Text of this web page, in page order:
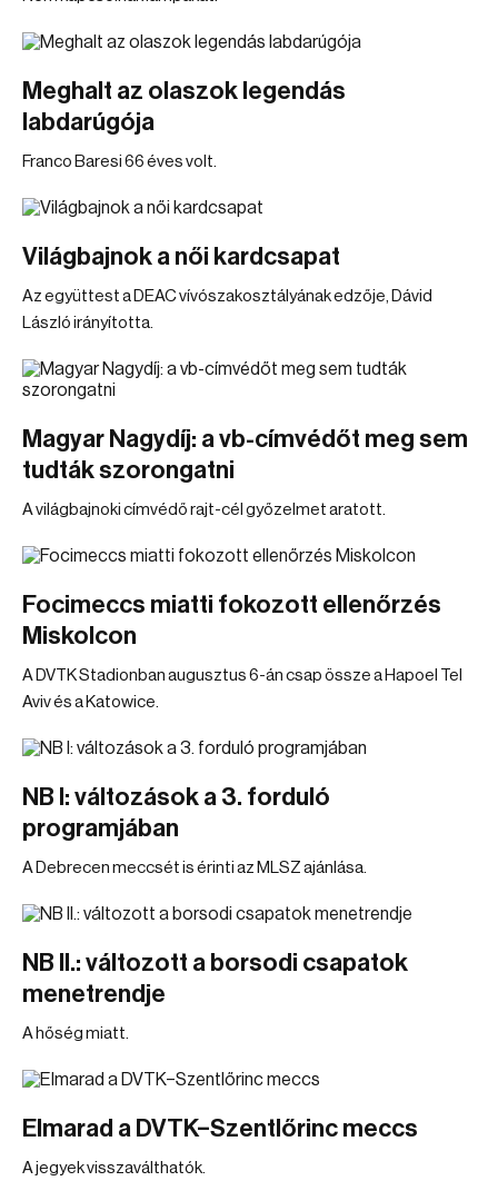
Meghalt az olaszok legendás
labdarúgója
Franco Baresi 66 éves volt.
Világbajnok a női kardcsapat
Az együttest a DEAC vívószakosztályának edzője, Dávid
László irányította.
Magyar Nagydíj: a vb-címvédőt meg sem
tudták szorongatni
A világbajnoki címvédő rajt-cél győzelmet aratott.
Focimeccs miatti fokozott ellenőrzés
Miskolcon
A DVTK Stadionban augusztus 6-án csap össze a Hapoel Tel
Aviv és a Katowice.
NB I: változások a 3. forduló
programjában
A Debrecen meccsét is érinti az MLSZ ajánlása.
NB II.: változott a borsodi csapatok
menetrendje
A hőség miatt.
Elmarad a DVTK–Szentlőrinc meccs
A jegyek visszaválthatók.